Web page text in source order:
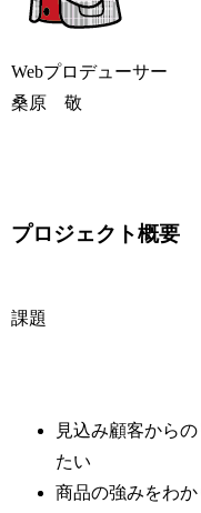
Webプロデューサー
桑原 敬
プロジェクト概要
課題
見込み顧客から
たい
商品の強みをわ